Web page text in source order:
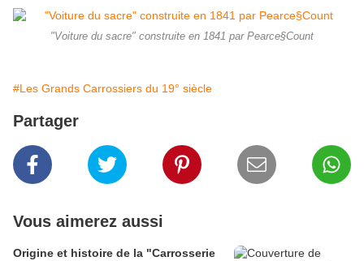
"Voiture du sacre" construite en 1841 par Pearce§Count
#Les Grands Carrossiers du 19° siècle
Partager
Vous aimerez aussi
Origine et histoire de la "Carrosserie